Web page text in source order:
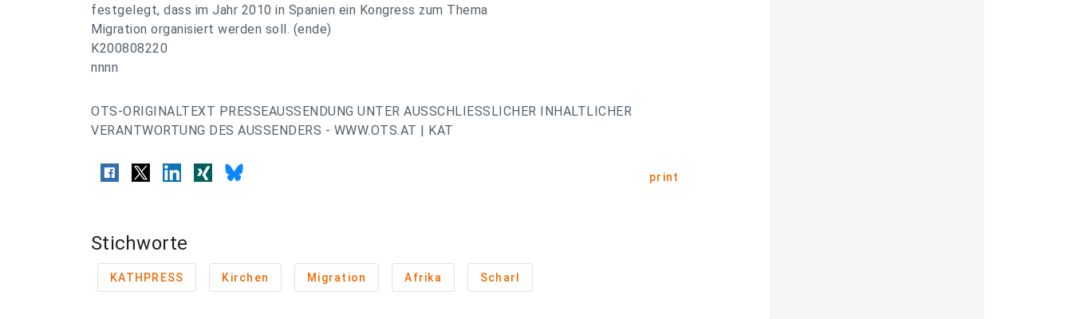
festgelegt, dass im Jahr 2010 in Spanien ein Kongress zum Thema
Migration organisiert werden soll. (ende)
K200808220
nnnn
OTS-ORIGINALTEXT PRESSEAUSSENDUNG UNTER AUSSCHLIESSLICHER INHALTLICHER
VERANTWORTUNG DES AUSSENDERS - WWW.OTS.AT | KAT
print
Stichworte
KATHPRESS Kirchen Migration Afrika Scharl